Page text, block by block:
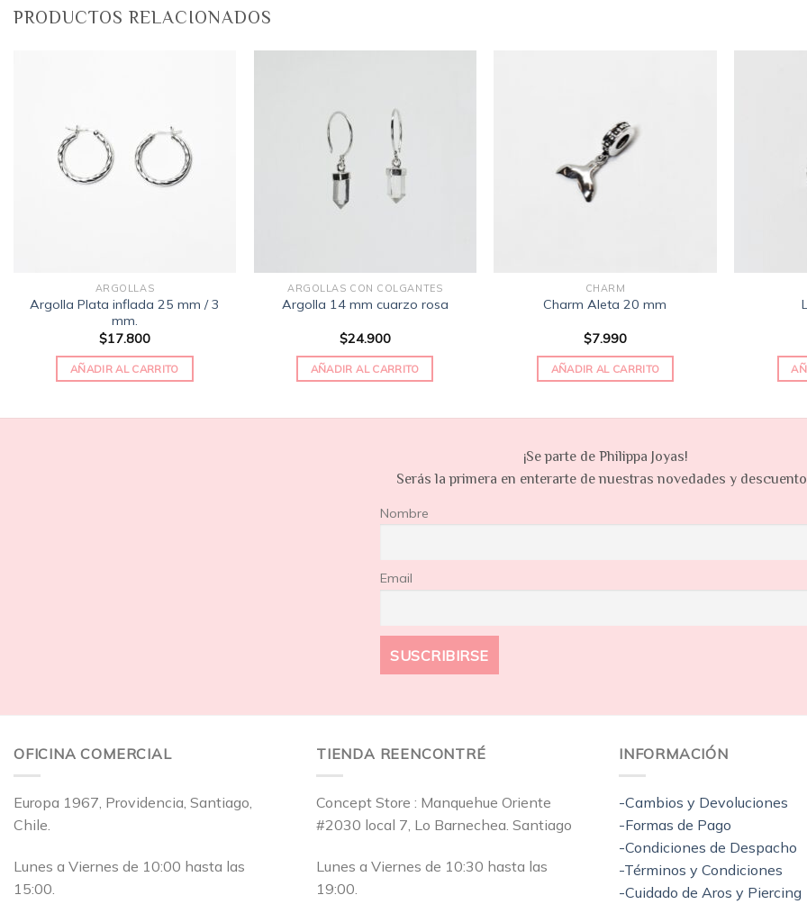
PRODUCTOS RELACIONADOS
deseos
ARGOLLAS
Argolla Plata inflada 25 mm / 3
mm.
$17.800
AÑADIR AL CARRITO
ARGOLLAS CON COLGANTES
Argolla 14 mm cuarzo rosa
$24.900
AÑADIR AL CARRITO
CHARM
Charm Aleta 20 mm
$7.990
AÑADIR AL CARRITO
¡Se parte de Philippa Joyas!
Serás la primera en enterarte de nuestras novedades y
Nombre
Email
OFICINA COMERCIAL
Europa 1967, Providencia, Santiago,
Chile.
Lunes a Viernes de 10:00 hasta las
15:00.
TIENDA REENCONTRÉ
Concept Store : Manquehue Oriente
#2030 local 7, Lo Barnechea. Santiago
Lunes a Viernes de 10:30 hasta las
19:00.
INFORMACIÓN
-Cambios y Devoluciones
-Formas de Pago
-Condiciones de Despacho
-Términos y Condiciones
-Cuidado de Aros y Piercing